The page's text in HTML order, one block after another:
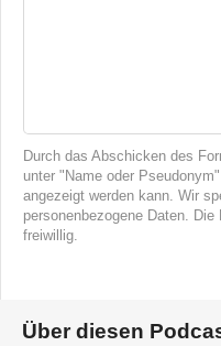
Durch das Abschicken des
unter "Name oder
angezeigt werden kann. Wir
personenbezogene Daten.
freiwillig.
Über diesen